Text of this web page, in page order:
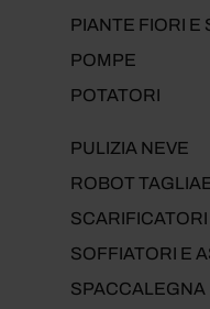
PIANTE FIORI E
POMPE
POTATORI
PULIZIA NEVE
ROBOT
SOFFIATORI E
SPACCALEGNA